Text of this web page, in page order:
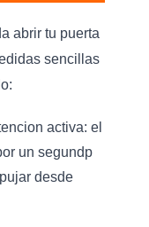
abrir tu puerta
sencillas
activa: el
un segundp
desde